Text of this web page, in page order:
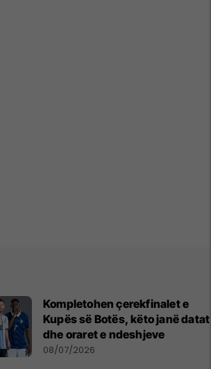
Kompletohen çerekfinalet e
Kupës së Botës, këto janë datat
dhe oraret e ndeshjeve
08/07/2026